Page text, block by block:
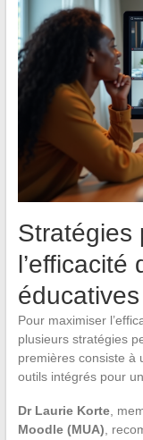
Stratégies
l’efficacité
Pour maximiser
plusieurs stratégies
premières consiste à
outils intégrés pour
Dr Laurie Korte,
Moodle (MUA) ,